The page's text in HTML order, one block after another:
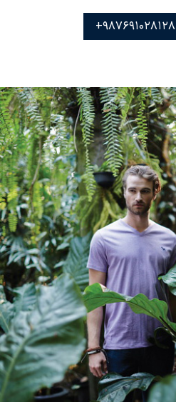
987691028128+